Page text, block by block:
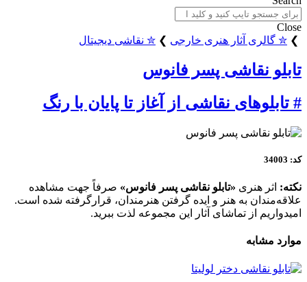
آثار هنری خارجی ❯ ✮ نقاشی دیجیتال
نقاشی پسر فانوس
نقاشی از آغاز تا پایان با رنگ
هنری «تابلو نقاشی پسر فانوس» صرفاً جهت مشاهده
به هنر و ایده گرفتن هنرمندان، قرارگرفته شده است.
از تماشای آثار این مجموعه لذت ببرید.